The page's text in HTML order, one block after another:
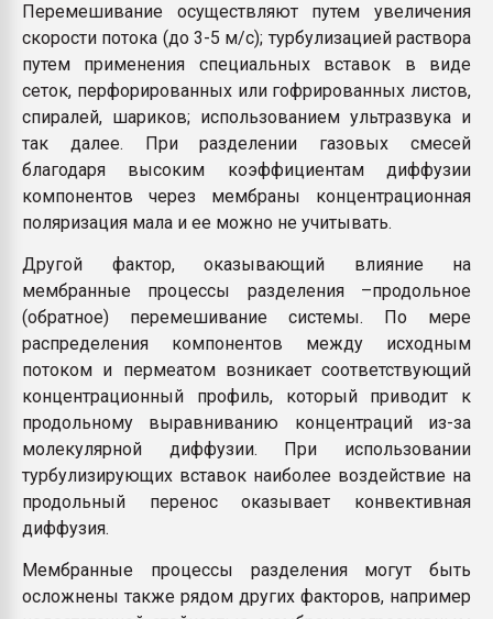
Перемешивание осуществляют путем увеличения
скорости потока (до 3-5 м/с); турбулизацией раствора
путем применения специальных вставок в виде
сеток, перфорированных или гофрированных листов,
спиралей, шариков; использованием ультразвука и
так далее. При разделении газовых смесей
благодаря высоким коэффициентам диффузии
компонентов через мембраны концентрационная
поляризация мала и ее можно не учитывать.
Другой фактор, оказывающий влияние на
мембранные процессы разделения –продольное
(обратное) перемешивание системы. По мере
распределения компонентов между исходным
потоком и пермеатом возникает соответствующий
концентрационный профиль, который приводит к
продольному выравниванию концентраций из-за
молекулярной диффузии. При использовании
турбулизирующих вставок наиболее воздействие на
продольный перенос оказывает конвективная
диффузия.
Мембранные процессы разделения могут быть
осложнены также рядом других факторов, например